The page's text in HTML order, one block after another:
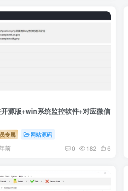
源版+win系统监控软件+对应微信
专属 网站源码
前 0 182 6